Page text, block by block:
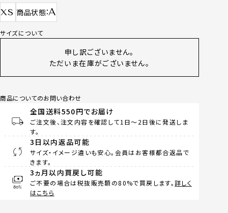
XS 商品状態 A
サイズについて
申し訳ございません。
ただいま在庫がございません。
商品についてのお問い合わせ
全国送料550円でお届け
ご注文後、注文内容を確認して1日～2日後に発送しま
す。
3日以内返品可能
サイズ・イメージ違いも安心。会員はお客様都合返品で
きます。
3ヵ月以内買戻し可能
ご不要の場合は税抜販売額の80%で買戻します。詳しく
はこちら